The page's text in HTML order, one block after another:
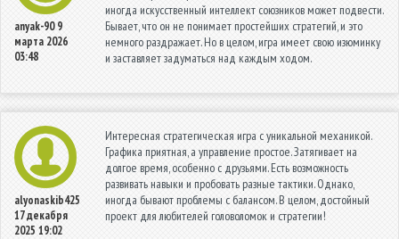
anyak-90 9
марта 2026
03:48
иногда искусственный интеллект союзников может подвести.
Бывает, что он не понимает простейших стратегий, и это
немного раздражает. Но в целом, игра имеет свою изюминку
и заставляет задуматься над каждым ходом.
alyonaskib425
17 декабря
2025 19:02
Интересная стратегическая игра с уникальной механикой.
Графика приятная, а управление простое. Затягивает на
долгое время, особенно с друзьями. Есть возможность
развивать навыки и пробовать разные тактики. Однако,
иногда бывают проблемы с балансом. В целом, достойный
проект для любителей головоломок и стратегии!